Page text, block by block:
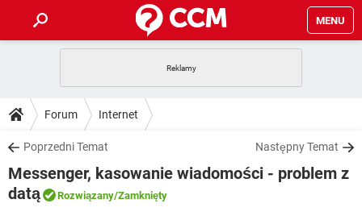
MENU
GRY
SPOTIFY
INSTAGRAM FACEBOOK
WINDOWS 10
PORADY
PlayStation
SPOTIFY
DO POBRANIA
ANDROID TIKTOK
GRY
FORUM
Forum Internet
Poprzedni Temat Następny Temat
Messenger, kasowanie wiadomości - problem z
datą
Rozwiązany/Zamknięty